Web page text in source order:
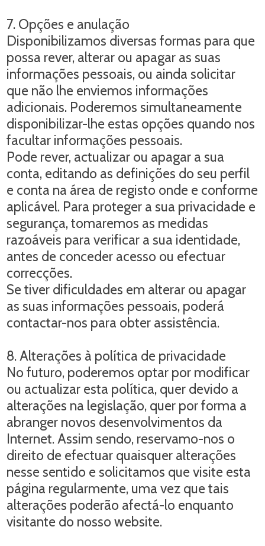
7. Opções e anulação
Disponibilizamos diversas formas para que
possa rever, alterar ou apagar as suas
informações pessoais, ou ainda solicitar
que não lhe enviemos informações
adicionais. Poderemos simultaneamente
disponibilizar-lhe estas opções quando nos
facultar informações pessoais.
Pode rever, actualizar ou apagar a sua
conta, editando as definições do seu perfil
e conta na área de registo onde e conforme
aplicável. Para proteger a sua privacidade e
segurança, tomaremos as medidas
razoáveis para verificar a sua identidade,
antes de conceder acesso ou efectuar
correcções.
Se tiver dificuldades em alterar ou apagar
as suas informações pessoais, poderá
contactar-nos para obter assistência.
8. Alterações à política de privacidade
No futuro, poderemos optar por modificar
ou actualizar esta política, quer devido a
alterações na legislação, quer por forma a
abranger novos desenvolvimentos da
Internet. Assim sendo, reservamo-nos o
direito de efectuar quaisquer alterações
nesse sentido e solicitamos que visite esta
página regularmente, uma vez que tais
alterações poderão afectá-lo enquanto
visitante do nosso website.